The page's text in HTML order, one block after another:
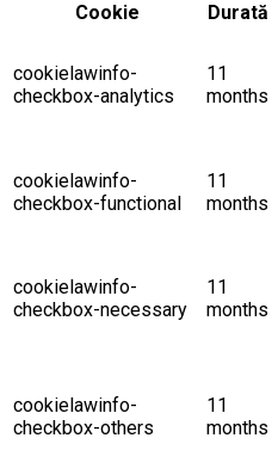
Cookie
Durată
cookielawinfo-
checkbox-analytics
11
months
cookielawinfo-
checkbox-functional
11
months
cookielawinfo-
checkbox-necessary
11
months
cookielawinfo-
checkbox-others
11
months